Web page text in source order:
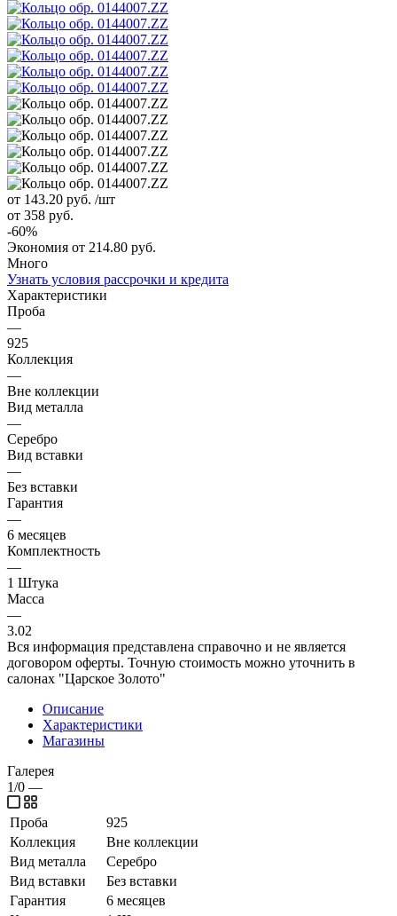
от 143.20 руб. /шт
от 358 руб.
-60%
Экономия от 214.80 руб.
Много
Узнать условия рассрочки и кредита
Характеристики
Проба
—
925
Коллекция
—
Вне коллекции
Вид металла
—
Серебро
Вид вставки
—
Без вставки
Гарантия
—
6 месяцев
Комплектность
—
1 Штука
Масса
—
3.02
Вся информация представлена справочно и не является
договором оферты. Точную стоимость можно уточнить в
салонах "Царское Золото"
Описание
Характеристики
Магазины
Галерея
1/0 —
Проба
925
Коллекция
Вне коллекции
Вид металла
Серебро
Вид вставки
Без вставки
Гарантия
6 месяцев